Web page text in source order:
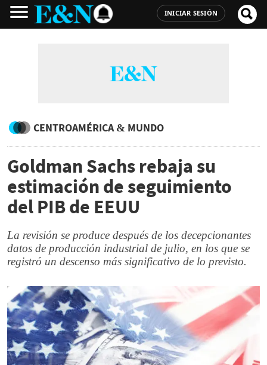
INICIAR SESIÓN
CENTROAMÉRICA & MUNDO
Goldman Sachs rebaja su
estimación de seguimiento
del PIB de EEUU
La revisión se produce después de los decepcionantes
datos de producción industrial de julio, en los que se
registró un descenso más significativo de lo previsto.